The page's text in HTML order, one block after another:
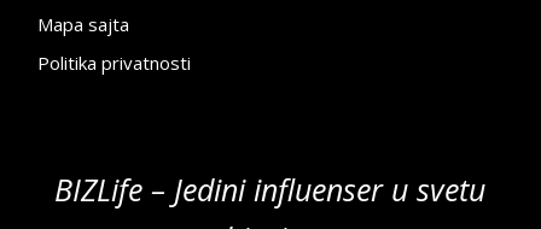
Mapa sajta
Politika privatnosti
BIZLife – Jedini influenser u svetu